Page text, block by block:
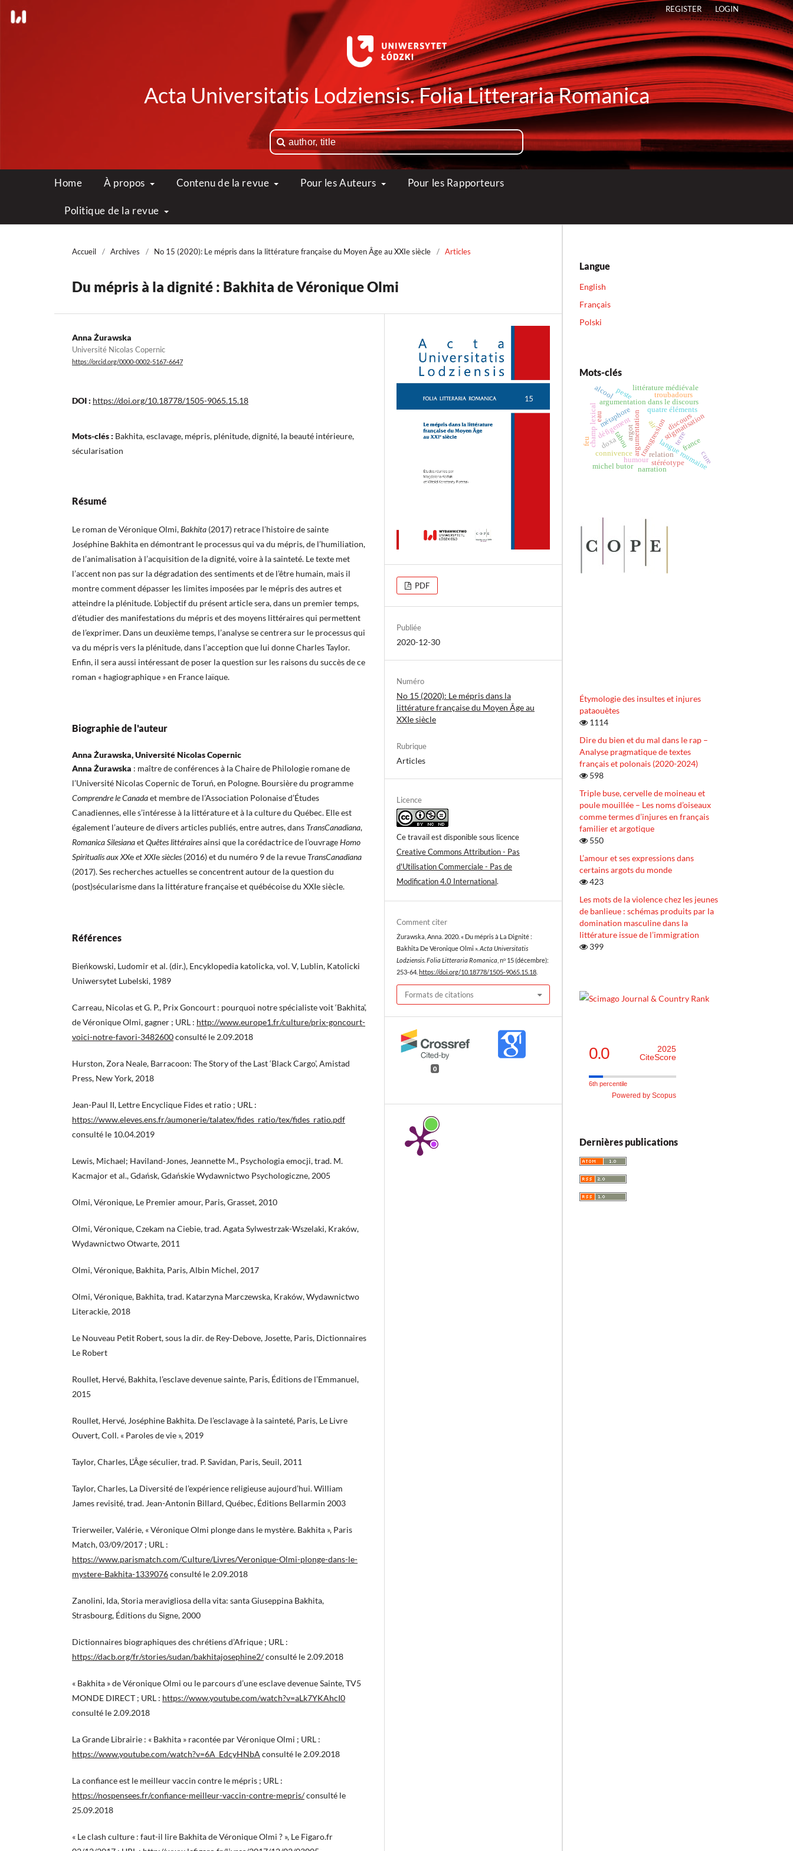
Acta Universitatis Lodziensis. Folia Litteraria Romanica
Home À propos Contenu de la revue Pour les Auteurs Pour les Rapporteurs
Politique de la revue
REGISTER LOGIN
Accueil / Archives / No 15 (2020): Le mépris dans la littérature française du Moyen Âge au XXIe siècle / Articles
Du mépris à la dignité : Bakhita de Véronique Olmi
Anna Żurawska
Université Nicolas Copernic
https://orcid.org/0000-0002-5167-6647
DOI : https://doi.org/10.18778/1505-9065.15.18
Mots-clés : Bakhita, esclavage, mépris, plénitude, dignité, la beauté intérieure,
sécularisation
Résumé
Le roman de Véronique Olmi,Bakhita (2017) retrace l’histoire de sainte
Joséphine Bakhita en démontrant le processus qui va du mépris, de l’humiliation,
de l’animalisation à l’acquisition de la dignité, voire à la sainteté. Le texte met
l’accent non pas sur la dégradation des sentiments et de l’être humain, mais il
montre comment dépasser les limites imposées par le mépris des autres et
atteindre la plénitude. L’objectif du présent article sera, dans un premier temps,
d’étudier des manifestations du mépris et des moyens littéraires qui permettent
de l’exprimer. Dans un deuxième temps, l’analyse se centrera sur le processus qui
va du mépris vers la plénitude, dans l’acception que lui donne Charles Taylor.
Enfin, il sera aussi intéressant de poser la question sur les raisons du succès de ce
roman « hagiographique » en France laïque.
Biographie de l'auteur
Anna Żurawska, Université Nicolas Copernic
Anna Żurawska : maître de conférences à la Chaire de Philologie romane de
l’Université Nicolas Copernic de Toruń, en Pologne. Boursière du programme
Comprendre le Canadaet membre de l’Association Polonaise d’Études
Canadiennes, elle s’intéresse à la littérature et à la culture du Québec. Elle est
également l’auteure de divers articles publiés, entre autres, dans TransCanadiana,
Romanica SilesianaetQuêtes littérairesainsi que la corédactrice de l’ouvrageHomo
Spiritualis auxXXeet XXIesiècles (2016) et du numéro 9 de la revue TransCanadiana
(2017). Ses recherches actuelles se concentrent autour de la question du
(post)sécularisme dans la littérature française et québécoise du XXIe siècle.
Références
Bieńkowski, Ludomir et al. (dir.), Encyklopedia katolicka, vol. V, Lublin, Katolicki
Uniwersytet Lubelski, 1989
Carreau, Nicolas et G. P., Prix Goncourt : pourquoi notre spécialiste voit ‘Bakhita’,
de Véronique Olmi, gagner ; URL : http://www.europe1.fr/culture/prix-goncourt-
voici-notre-favori-3482600consulté le 2.09.2018
Hurston, Zora Neale, Barracoon: The Story of the Last ‘Black Cargo’, Amistad
Press, New York, 2018
Jean-Paul II, Lettre Encyclique Fides et ratio ; URL :
https://www.eleves.ens.fr/aumonerie/talatex/fides_ratio/tex/fides_ratio.pdf
consulté le 10.04.2019
Lewis, Michael; Haviland-Jones, Jeannette M., Psychologia emocji, trad. M.
Kacmajor et al., Gdańsk, Gdańskie Wydawnictwo Psychologiczne, 2005
Olmi, Véronique, Le Premier amour, Paris, Grasset, 2010
Olmi, Véronique, Czekam na Ciebie, trad. Agata Sylwestrzak-Wszelaki, Kraków,
Wydawnictwo Otwarte, 2011
Olmi, Véronique, Bakhita, Paris, Albin Michel, 2017
Olmi, Véronique, Bakhita, trad. Katarzyna Marczewska, Kraków, Wydawnictwo
Literackie, 2018
Le Nouveau Petit Robert, sous la dir. de Rey-Debove, Josette, Paris, Dictionnaires
Le Robert
Roullet, Hervé, Bakhita, l’esclave devenue sainte, Paris, Éditions de l’Emmanuel,
2015
Roullet, Hervé, Joséphine Bakhita. De l’esclavage à la sainteté, Paris, Le Livre
Ouvert, Coll. « Paroles de vie », 2019
Taylor, Charles, L’Âge séculier, trad. P. Savidan, Paris, Seuil, 2011
Taylor, Charles, La Diversité de l’expérience religieuse aujourd’hui. William
James revisité, trad. Jean-Antonin Billard, Québec, Éditions Bellarmin 2003
Trierweiler, Valérie, « Véronique Olmi plonge dans le mystère. Bakhita », Paris
Match, 03/09/2017 ; URL :
https://www.parismatch.com/Culture/Livres/Veronique-Olmi-plonge-dans-le-
mystere-Bakhita-1339076consulté le 2.09.2018
Zanolini, Ida, Storia meravigliosa della vita: santa Giuseppina Bakhita,
Strasbourg, Éditions du Signe, 2000
Dictionnaires biographiques des chrétiens d’Afrique ; URL :
https://dacb.org/fr/stories/sudan/bakhitajosephine2/consulté le 2.09.2018
« Bakhita » de Véronique Olmi ou le parcours d’une esclave devenue Sainte, TV5
MONDE DIRECT ; URL : https://www.youtube.com/watch?v=aLk7YKAhcI0
consulté le 2.09.2018
La Grande Librairie : « Bakhita » racontée par Véronique Olmi ; URL :
https://www.youtube.com/watch?v=6A_EdcyHNbA consulté le 2.09.2018
La confiance est le meilleur vaccin contre le mépris ; URL :
https://nospensees.fr/confiance-meilleur-vaccin-contre-mepris/consulté le
25.09.2018
« Le clash culture : faut-il lire Bakhita de Véronique Olmi ? », Le Figaro.fr
PDF
Publiée
2020-12-30
Numéro
No 15 (2020): Le mépris dans la
littérature française du Moyen Âge au
XXIe siècle
Rubrique
Articles
Licence
Ce travail est disponible sous licence
Creative Commons Attribution - Pas
d'Utilisation Commerciale - Pas de
Modification 4.0 International.
Comment citer
Żurawska, Anna. 2020. « Du mépris à La Dignité :
Bakhita De Véronique Olmi ». Acta Universitatis
Lodziensis. Folia Litteraria Romanica , nᵒ 15 (décembre):
253-64. https://doi.org/10.18778/1505-9065.15.18
Formats de citations
0
Langue
English
Français
Polski
Mots-clés
tabou transgression
argumentation discours
défigement
connivence
humour
argot
métaphore
langue roumaine
champ lexical
stéréotype
doxa
argumentation dans le discours
stigmatisation
relation
michel butor
quatre éléments
eau
air
terre
feu
troubadours
littérature médiévale
france
peste
cure
narration
alcool
Étymologie des insultes et injures
pataouètes
1114
Dire du bien et du mal dans le rap –
Analyse pragmatique de textes
français et polonais (2020-2024)
598
Triple buse, cervelle de moineau et
poule mouillée – Les noms d’oiseaux
comme termes d’injures en français
familier et argotique
550
L’amour et ses expressions dans
certains argots du monde
423
Les mots de la violence chez les jeunes
de banlieue : schémas produits par la
domination masculine dans la
littérature issue de l’immigration
399
0.0
2025
CiteScore
6th percentile
Powered by Scopus
Dernières publications